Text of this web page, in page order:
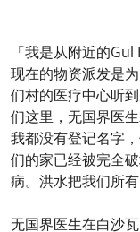
「我是从附近的
现在的物资派发是
们村的医疗中心听
们这里，无国界医
我都没有登记名字
们的家已经被完全
病。洪水把我们所
无国界医生在白沙